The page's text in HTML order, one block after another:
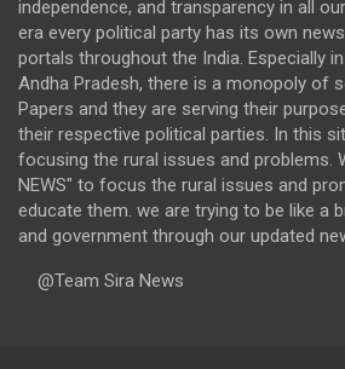
independence, and transparency in all
era every political party has its own
portals throughout the India. Especially
Andha Pradesh, there is a monopoly of
Papers and they are serving their
their respective political parties. In this
focusing the rural issues and problems.
NEWS" to focus the rural issues and
educate them. we are trying to be like a
and government through our updated
@Team Sira News